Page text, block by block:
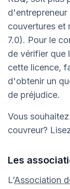
d'entrepreneur
couvertures et
7.0). Pour le
de vérifier que
cette licence,
d'obtenir un
de préjudice.
Vous
couvreur?
Les
L’Association